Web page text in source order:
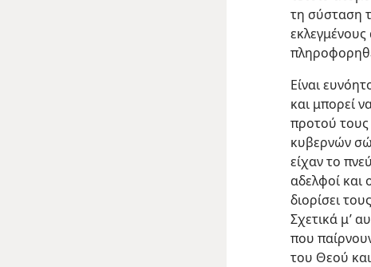
τη σύσταση
Είναι
και μπορεί
προτού τους
κυβερνών
είχαν το
αδελφοί και
διορίσει
Σχετικά μ’
που
του Θεού